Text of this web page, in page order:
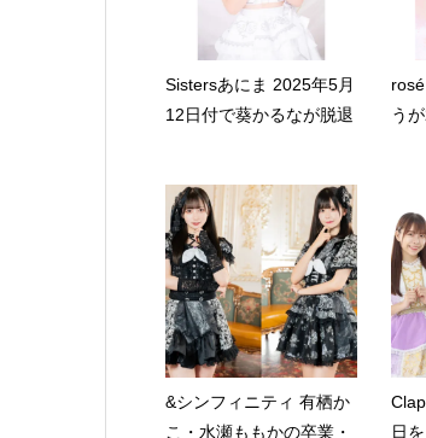
Sistersあにま 2025年5月
12日付で葵かるなが脱退
う
&シンフィニティ 有栖か
こ・水瀬ももかの卒業・
日